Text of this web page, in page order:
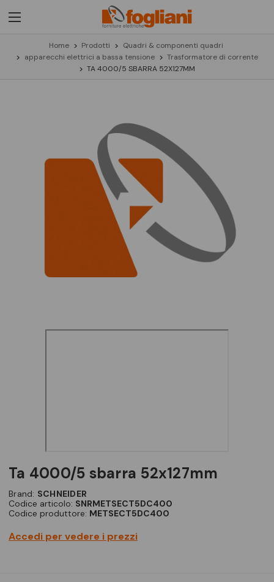
Home Prodotti
Quadri & componenti quadri
apparecchi elettrici a bassa tensione
Trasformatore di corrente
TA 4000/5 SBARRA 52X127MM
ta 4000/5 sbarra 52x127mm
Brand: SCHNEIDER
Codice articolo: SNRMETSECT5DC400
Codice produttore: METSECT5DC400
Accedi per vedere i prezzi